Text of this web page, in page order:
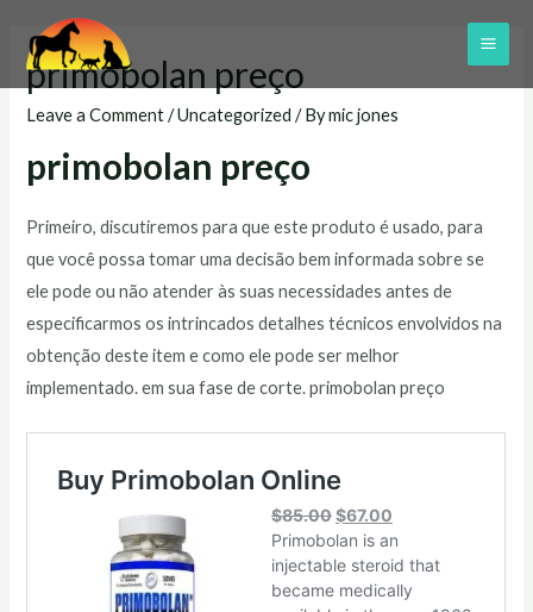
content
primobolan preço
Leave a Comment /Uncategorized / Bymic jones
primobolan preço
Primeiro, discutiremos para que este produto é usado, para
que você possa tomar uma decisão bem informada sobre se
ele pode ou não atender às suas necessidades antes de
especificarmos os intrincados detalhes técnicos envolvidos na
obtenção deste item e como ele pode ser melhor
implementado. em sua fase de corte. primobolan preço